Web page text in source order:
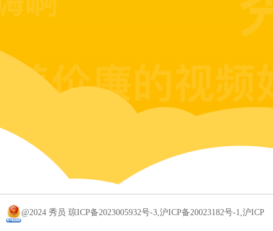
@2024 秀员 琼ICP备2023005932号-3,沪ICP备20023182号-1,沪ICP